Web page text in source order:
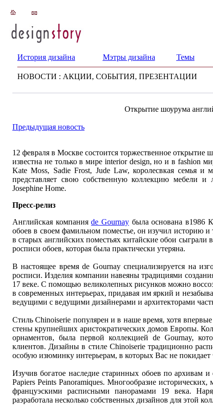
История дизайна Мэтры дизайна Темы
НОВОСТИ : АКЦИИ, СОБЫТИЯ, ПРЕЗЕНТАЦИИ
Открытие шоурума
Предыдущая новость
12 февраля в Москве состоится торжественное открытие
известна не только в мире interior design, но и в fashion
Kate Moss, Sadie Frost, Jude Law, королесвкая семья
представляет cвою собственную коллекцию мебели
Josephine Home.
Пресс-релиз
Английская компанияde Gournay была основана в1986
обоев в своем фамильном поместье, он изучил историю
в старых английских поместьях китайские обои
росписи обоев, которая была практически утеряна.
В настоящее время de Gournay специализируется на
росписи. Изделия компании навеяны традициями
17 веке. С помощью великолепных рисунков можно
в современных интерьерах, придавая им яркий и
ведущими с ведущими дизайнерами и архитекторами
Стиль Chinoiserie популярен и в наше время, хотя
стены крупнейших аристократических домов Европы.
орнаментов, была первой коллекцией de Gournay,
клиентов. Дизайны в стиле Chinoiserie традиционно
особую изюминку интерьерам, в которых Вас не покидает
Изучив богатое наследие старинных обоев по архивам
Papiers Peints Panoramiques. Многообразие
француэскими расписными панорамами 19 века.
раэработала несколько собственных дизайнов для этой